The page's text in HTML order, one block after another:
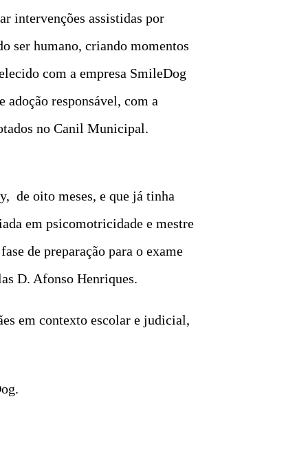
intervenções assistidas por
ser humano, criando momentos
com a empresa SmileDog
adoção responsável, com a
no Canil Municipal.
de oito meses, e que já tinha
em psicomotricidade e mestre
de preparação para o exame
D. Afonso Henriques.
em contexto escolar e judicial,